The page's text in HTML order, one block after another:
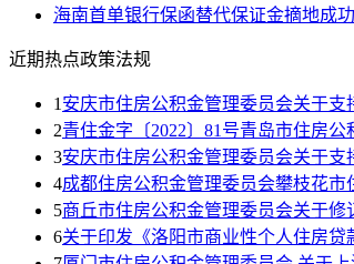
海南首单银行保函替代保证金摘地成功
近期热点政策法规
1 安庆市住房公积金管理委员会关于
2青住金字〔2022〕81号青岛市住房
3安庆市住房公积金管理委员会关于
4成都住房公积金管理委员会攀枝花
5商丘市住房公积金管理委员会关于
6关于印发《洛阳市商业性个人住房